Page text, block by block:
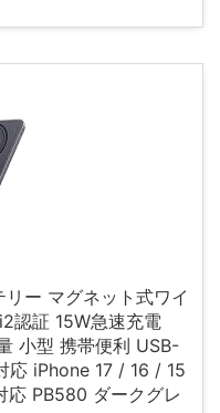
ー マグネット式ワイ
認証 15W急速充電
小型 携帯便利 USB-
応 iPhone 17 / 16 / 15
PB580 ダークグレ